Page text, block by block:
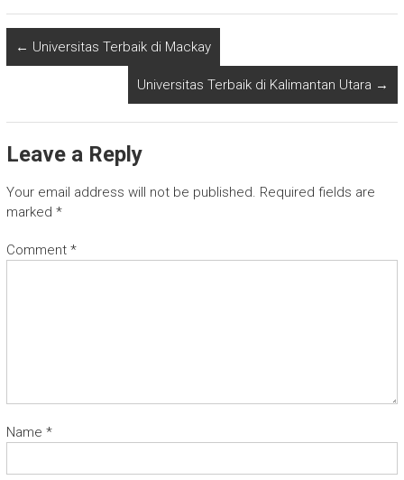
← Universitas Terbaik di Mackay
Universitas Terbaik di Kalimantan Utara →
Leave a Reply
Your email address will not be published. Required fields are
marked *
Comment *
Name *